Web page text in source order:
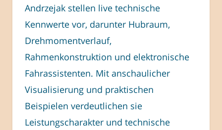
Andrzejak stellen live technische
Kennwerte vor, darunter Hubraum,
Drehmomentverlauf,
Rahmenkonstruktion und elektronische
Fahrassistenten. Mit anschaulicher
Visualisierung und praktischen
Beispielen verdeutlichen sie
Leistungscharakter und technische